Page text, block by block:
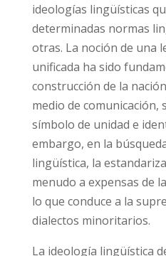
ideologías lingüísticas
determinadas normas
otras. La noción de una
unificada ha sido
construcción de la
medio de comunicación,
símbolo de unidad e
embargo, en la
lingüística, la
menudo a expensas de
lo que conduce a la
dialectos minoritarios.
La ideología lingüística